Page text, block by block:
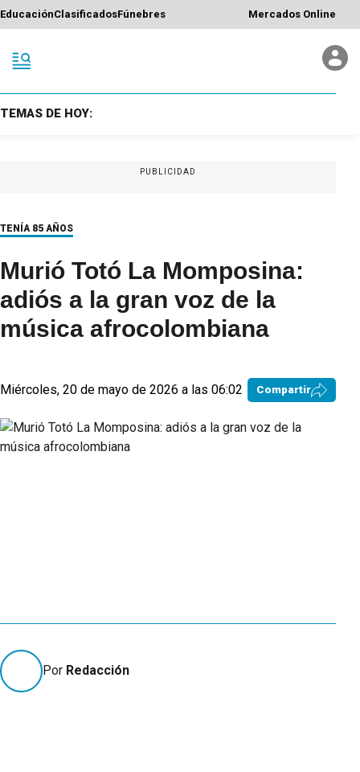
EducaciónClasificadosFúnebres Mercados Online
TEMAS DE HOY:
PUBLICIDAD
TENÍA 85 AÑOS
Murió Totó La Momposina:
adiós a la gran voz de la
música afrocolombiana
Miércoles, 20 de mayo de 2026 a las 06:02 Compartir
Por Redacción